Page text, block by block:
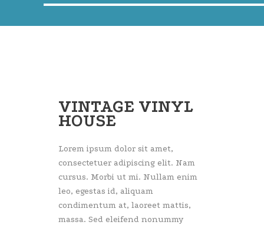
VINTAGE VINYL
HOUSE
Lorem ipsum dolor sit amet,
consectetuer adipiscing elit. Nam
cursus. Morbi ut mi. Nullam enim
leo, egestas id, aliquam
condimentum at, laoreet mattis,
massa. Sed eleifend nonummy